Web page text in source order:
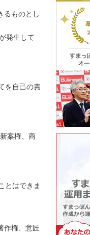
るものとし
発生して
を自己の責
案権、商
とはできま
作権、意匠